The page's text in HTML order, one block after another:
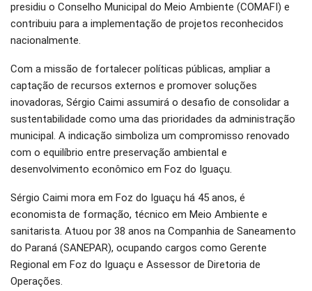
presidiu o Conselho Municipal do Meio Ambiente (COMAFI) e
contribuiu para a implementação de projetos reconhecidos
nacionalmente.
Com a missão de fortalecer políticas públicas, ampliar a
captação de recursos externos e promover soluções
inovadoras, Sérgio Caimi assumirá o desafio de consolidar a
sustentabilidade como uma das prioridades da administração
municipal. A indicação simboliza um compromisso renovado
com o equilíbrio entre preservação ambiental e
desenvolvimento econômico em Foz do Iguaçu.
Sérgio Caimi mora em Foz do Iguaçu há 45 anos, é
economista de formação, técnico em Meio Ambiente e
sanitarista. Atuou por 38 anos na Companhia de Saneamento
do Paraná (SANEPAR), ocupando cargos como Gerente
Regional em Foz do Iguaçu e Assessor de Diretoria de
Operações.